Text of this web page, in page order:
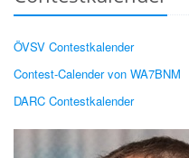
ÖVSV Contestkalender
Contest-Calender von WA7BNM
DARC Contestkalender